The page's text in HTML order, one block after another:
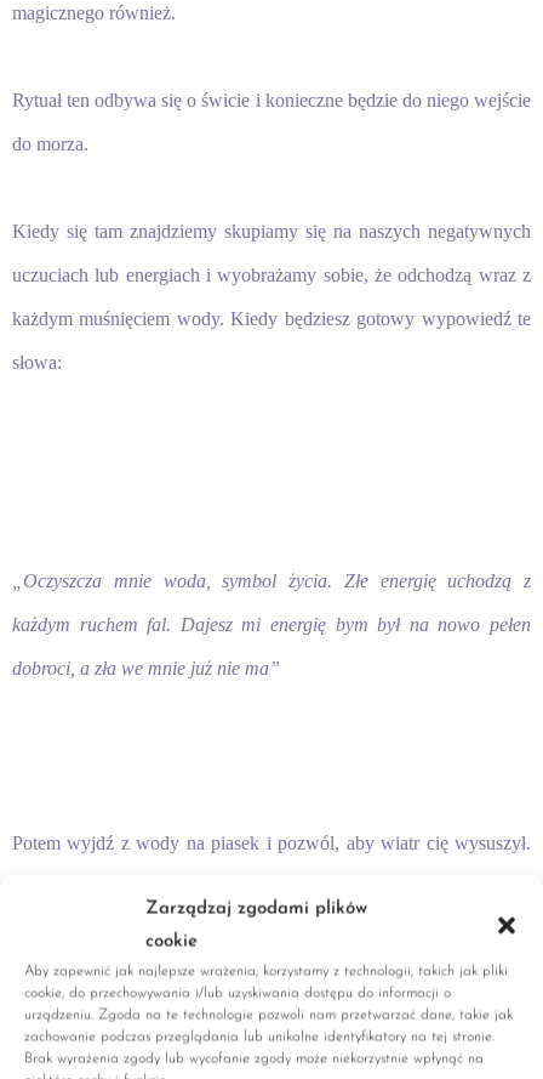
Zarządzaj zgodami plików
cookie
Aby zapewnić jak najlepsze wrażenia, korzystamy z technologii, takich jak pliki
cookie, do przechowywania i/lub uzyskiwania dostępu do informacji o
urządzeniu. Zgoda na te technologie pozwoli nam przetwarzać dane, takie jak
zachowanie podczas przeglądania lub unikalne identyfikatory na tej stronie.
Brak wyrażenia zgody lub wycofanie zgody może niekorzystnie wpłynąć na
magicznego również.
Rytuał ten odbywa się o świcie i konieczne będzie do niego wejście
do morza.
Kiedy się tam znajdziemy skupiamy się na naszych negatywnych
uczuciach lub energiach i wyobrażamy sobie, że odchodzą wraz z
każdym muśnięciem wody. Kiedy będziesz gotowy wypowiedź te
słowa:
„Oczyszcza mnie woda, symbol życia. Złe energię uchodzą z
każdym ruchem fal. Dajesz mi energię bym był na nowo pełen
dobroci, a zła we mnie już nie ma”
Potem wyjdź z wody na piasek i pozwól, aby wiatr cię wysuszył.